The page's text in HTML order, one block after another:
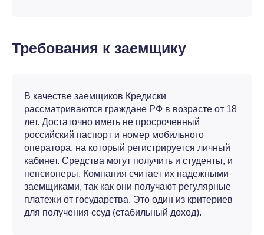
Требования к заемщику
В качестве заемщиков Кредиски
рассматриваются граждане РФ в возрасте от 18
лет. Достаточно иметь не просроченный
российский паспорт и номер мобильного
оператора, на который регистрируется личный
кабинет. Средства могут получить и студенты, и
пенсионеры. Компания считает их надежными
заемщиками, так как они получают регулярные
платежи от государства. Это один из критериев
для получения ссуд (стабильный доход).